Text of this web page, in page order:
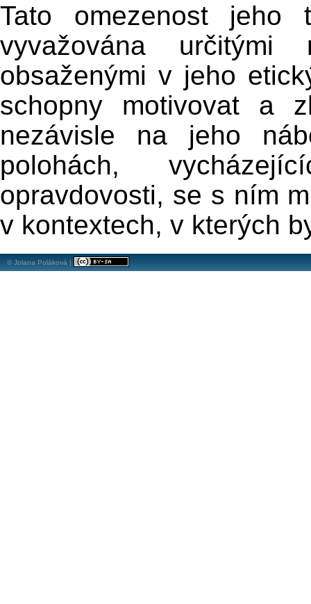
Tato omezenost jeho
vyvažována určitými
obsaženými v jeho
schopny motivovat a
nezávisle na jeho
polohách,
opravdovosti, se s ním
v kontextech, v kterých
© Jolana Poláková |